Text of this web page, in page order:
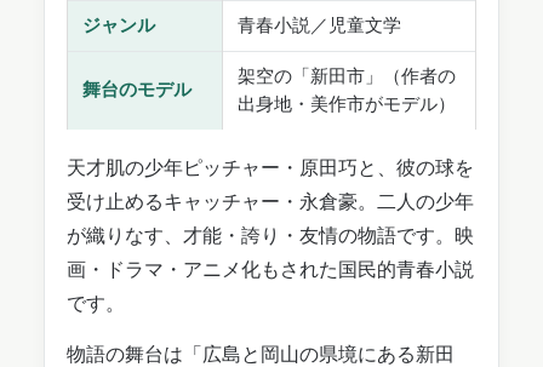
ジャンル 青春小説／児童文学
舞台のモデル
架空の「新田市」（作者の
出身地・美作市がモデル）
天才肌の少年ピッチャー・原田巧と、彼の球を
受け止めるキャッチャー・永倉豪。二人の少年
が織りなす、才能・誇り・友情の物語です。映
画・ドラマ・アニメ化もされた国民的青春小説
です。
物語の舞台は「広島と岡山の県境にある新田